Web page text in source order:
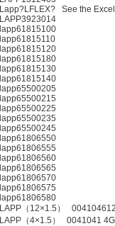
Lapp?LFLEX? See the
LAPP3923014
lapp61815100
lapp61815110
lapp61815120
lapp61815180
lapp61815130
lapp61815140
lapp65500205
lapp65500215
lapp65500225
lapp65500235
lapp65500245
lapp61806550
lapp61806555
lapp61806560
lapp61806565
lapp61806570
lapp61806575
lapp61806580
LAPP（12×1.5）
LAPP（4×1.5） 0041041